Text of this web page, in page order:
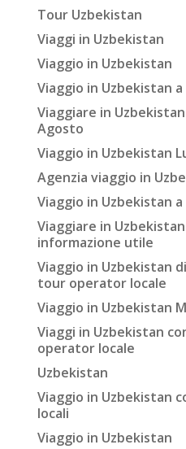
Tour Uzbekistan
Viaggi in Uzbekistan
Viaggio in Uzbekistan
Viaggio in Uzbekistan a
Viaggiare in
Agosto
Viaggio in Uzbekistan
Agenzia viaggio in
Viaggio in Uzbekistan a
Viaggiare in Uzbekistan
informazione utile
Viaggio in Uzbekistan
tour operator locale
Viaggio in Uzbekistan
Viaggi in Uzbekistan
operator locale
Uzbekistan
Viaggio in Uzbekistan
locali
Viaggio in Uzbekistan